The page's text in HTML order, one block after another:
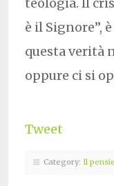
è il Signore”,
questa verità
oppure ci si
Tweet
Category: Il